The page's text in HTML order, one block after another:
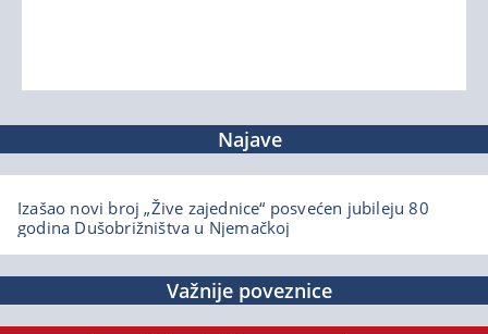
Najave
Izašao novi broj „Žive zajednice“ posvećen jubileju 80
godina Dušobrižništva u Njemačkoj
Važnije poveznice